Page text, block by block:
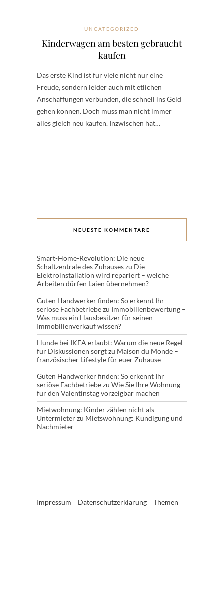
UNCATEGORIZED
Kinderwagen am besten gebraucht
kaufen
Das erste Kind ist für viele nicht nur eine
Freude, sondern leider auch mit etlichen
Anschaffungen verbunden, die schnell ins Geld
gehen können. Doch muss man nicht immer
alles gleich neu kaufen. Inzwischen hat…
NEUESTE KOMMENTARE
Smart-Home-Revolution: Die neue
Schaltzentrale des Zuhauseszu Die
Elektroinstallation wird repariert – welche
Arbeiten dürfen Laien übernehmen?
Guten Handwerker finden: So erkennt Ihr
seriöse Fachbetriebezu Immobilienbewertung –
Was muss ein Hausbesitzer für seinen
Immobilienverkauf wissen?
Hunde bei IKEA erlaubt: Warum die neue Regel
für Diskussionen sorgtzu Maison du Monde –
französischer Lifestyle für euer Zuhause
Guten Handwerker finden: So erkennt Ihr
seriöse Fachbetriebezu Wie Sie Ihre Wohnung
für den Valentinstag vorzeigbar machen
Mietwohnung: Kinder zählen nicht als
Untermieterzu Mietswohnung: Kündigung und
Nachmieter
Impressum Datenschutzerklärung Themen